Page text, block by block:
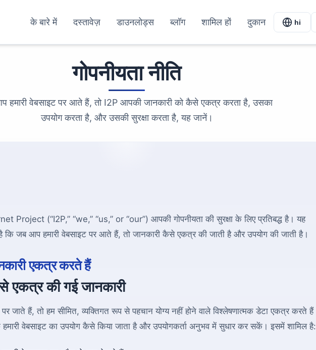
के बारे में दस्तावेज़ डाउनलोड्स ब्लॉग शामिल हों दुकान hi
गोपनीयता नीति
हमारी वेबसाइट पर आते हैं, तो I2P आपकी जानकारी को कैसे एकत्र करता है, उसका
उपयोग करता है, और उसकी सुरक्षा करता है, यह जानें।
Project (“I2P,” “we,” “us,” or “our”) आपकी गोपनीयता की सुरक्षा के लिए प्रतिबद्ध है। यह
है कि जब आप हमारी वेबसाइट पर आते हैं, तो जानकारी कैसे एकत्र की जाती है और उपयोग की जाती है।
एकत्र करते हैं
एकत्र की गई जानकारी
जाते हैं, तो हम सीमित, व्यक्तिगत रूप से पहचान योग्य नहीं होने वाले विश्लेषणात्मक डेटा एकत्र करते हैं
वेबसाइट का उपयोग कैसे किया जाता है और उपयोगकर्ता अनुभव में सुधार कर सकें। इसमें शामिल है: